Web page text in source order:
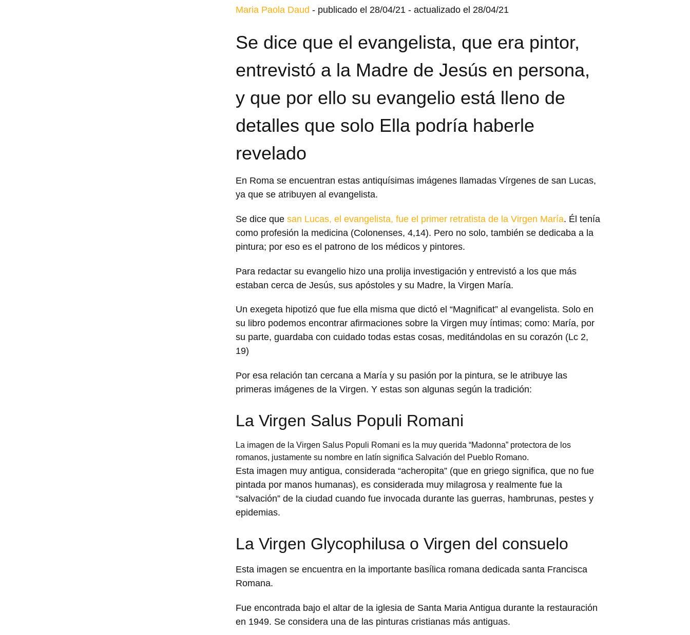
Maria Paola Daud - publicado el 28/04/21 - actualizado el 28/04/21
Se dice que el evangelista, que era pintor,
entrevistó a la Madre de Jesús en persona,
y que por ello su evangelio está lleno de
detalles que solo Ella podría haberle
revelado
En Roma se encuentran estas antiquísimas imágenes llamadas Vírgenes de san Lucas,
ya que se atribuyen al evangelista.
Se dice que san Lucas, el evangelista, fue el primer retratista de la Virgen María. Él tenía
como profesión la medicina (Colonenses, 4,14). Pero no solo, también se dedicaba a la
pintura; por eso es el patrono de los médicos y pintores.
Para redactar su evangelio hizo una prolija investigación y entrevistó a los que más
estaban cerca de Jesús, sus apóstoles y su Madre, la Virgen María.
Un exegeta hipotizó que fue ella misma que dictó el “Magnificat” al evangelista. Solo en
su libro podemos encontrar afirmaciones sobre la Virgen muy íntimas; como: María, por
su parte, guardaba con cuidado todas estas cosas, meditándolas en su corazón (Lc 2,
19)
Por esa relación tan cercana a María y su pasión por la pintura, se le atribuye las
primeras imágenes de la Virgen. Y estas son algunas según la tradición:
La Virgen Salus Populi Romani
La imagen de la Virgen Salus Populi Romani es la muy querida “Madonna” protectora de los
romanos, justamente su nombre en latín significa Salvación del Pueblo Romano.
Esta imagen muy antigua, considerada “acheropita” (que en griego significa, que no fue
pintada por manos humanas), es considerada muy milagrosa y realmente fue la
“salvación” de la ciudad cuando fue invocada durante las guerras, hambrunas, pestes y
epidemias.
La Virgen Glycophilusa o Virgen del consuelo
Esta imagen se encuentra en la importante basílica romana dedicada santa Francisca
Romana.
Fue encontrada bajo el altar de la iglesia de Santa Maria Antigua durante la restauración
en 1949. Se considera una de las pinturas cristianas más antiguas.